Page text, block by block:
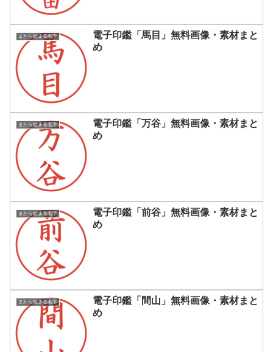
まから始まる名字
電子印鑑「馬目」無料画像・素材まと
め
まから始まる名字
電子印鑑「万谷」無料画像・素材まと
め
まから始まる名字
電子印鑑「前谷」無料画像・素材まと
め
まから始まる名字
電子印鑑「間山」無料画像・素材まと
め